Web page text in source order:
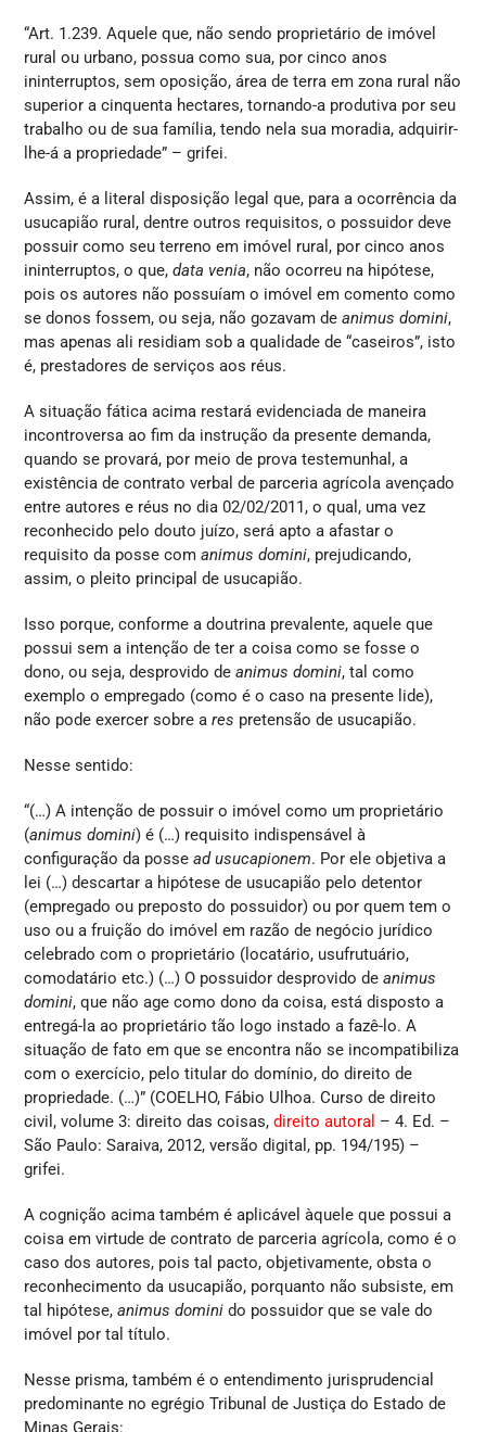
“Art. 1.239. Aquele que, não sendo proprietário de imóvel
rural ou urbano, possua como sua, por cinco anos
ininterruptos, sem oposição, área de terra em zona rural não
superior a cinquenta hectares, tornando-a produtiva por seu
trabalho ou de sua família, tendo nela sua moradia, adquirir-
lhe-á a propriedade” – grifei.
Assim, é a literal disposição legal que, para a ocorrência da
usucapião rural, dentre outros requisitos, o possuidor deve
possuir como seu terreno em imóvel rural, por cinco anos
ininterruptos, o que,data venia, não ocorreu na hipótese,
pois os autores não possuíam o imóvel em comento como
se donos fossem, ou seja, não gozavam deanimus domini,
mas apenas ali residiam sob a qualidade de “caseiros”, isto
é, prestadores de serviços aos réus.
A situação fática acima restará evidenciada de maneira
incontroversa ao fim da instrução da presente demanda,
quando se provará, por meio de prova testemunhal, a
existência de contrato verbal de parceria agrícola avençado
entre autores e réus no dia 02/02/2011, o qual, uma vez
reconhecido pelo douto juízo, será apto a afastar o
requisito da posse comanimus domini, prejudicando,
assim, o pleito principal de usucapião.
Isso porque, conforme a doutrina prevalente, aquele que
possui sem a intenção de ter a coisa como se fosse o
dono, ou seja, desprovido deanimus domini, tal como
exemplo o empregado (como é o caso na presente lide),
não pode exercer sobre ares pretensão de usucapião.
Nesse sentido:
“(…) A intenção de possuir o imóvel como um proprietário
(animus domini) é (…) requisito indispensável à
configuração da possead usucapionem. Por ele objetiva a
lei (…) descartar a hipótese de usucapião pelo detentor
(empregado ou preposto do possuidor) ou por quem tem o
uso ou a fruição do imóvel em razão de negócio jurídico
celebrado com o proprietário (locatário, usufrutuário,
comodatário etc.) (…) O possuidor desprovido deanimus
domini, que não age como dono da coisa, está disposto a
entregá-la ao proprietário tão logo instado a fazê-lo. A
situação de fato em que se encontra não se incompatibiliza
com o exercício, pelo titular do domínio, do direito de
propriedade. (…)” (COELHO, Fábio Ulhoa. Curso de direito
civil, volume 3: direito das coisas,direito autoral – 4. Ed. –
São Paulo: Saraiva, 2012, versão digital, pp. 194/195) –
grifei.
A cognição acima também é aplicável àquele que possui a
coisa em virtude de contrato de parceria agrícola, como é o
caso dos autores, pois tal pacto, objetivamente, obsta o
reconhecimento da usucapião, porquanto não subsiste, em
tal hipótese,animus domini do possuidor que se vale do
imóvel por tal título.
Nesse prisma, também é o entendimento jurisprudencial
predominante no egrégio Tribunal de Justiça do Estado de
Minas Gerais: